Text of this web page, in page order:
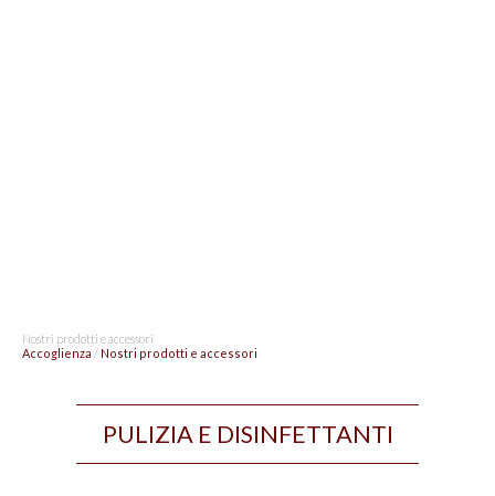
Nostri prodotti e accessori
Accoglienza / Nostri prodotti e accessori
PULIZIA E DISINFETTANTI